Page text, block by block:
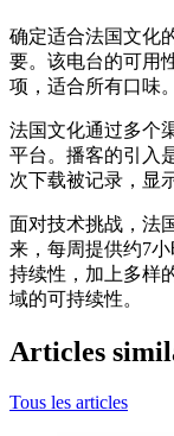
确定适合法国文化
要。该电台的可用
项，适合所有口味。
法国文化通过多个
平台。播客的引入
次下载被记录，显
面对技术挑战，法
来，每周提供约7
持续性，加上多样
域的可持续性。
Articles
Tous les articles